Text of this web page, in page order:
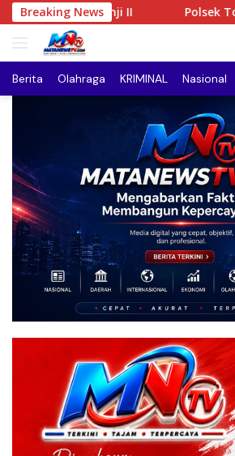
Langsung
ke
Breaking News
Polsek Torgamba Tangkap
Berita Olahraga KRIMINAL Nasional